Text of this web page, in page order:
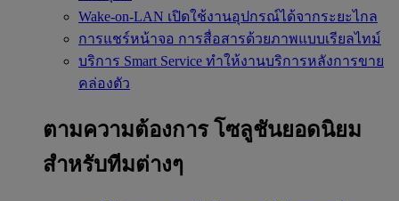
Wake-on-LAN เปิดใช้งานอุปกรณ์ได้จากระยะไกล
การแชร์หน้าจอ การสื่อสารด้วยภาพแบบเรียลไทม์
บริการ Smart Service ทำให้งานบริการหลังการขาย
คล่องตัว
ตามความต้องการ โซลูชันยอดนิยม
สำหรับทีมต่างๆ